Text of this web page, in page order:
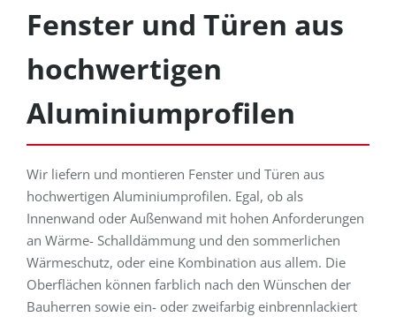
Fenster und Türen aus
hochwertigen
Aluminiumprofilen
Wir liefern und montieren Fenster und Türen aus
hochwertigen Aluminiumprofilen. Egal, ob als
Innenwand oder Außenwand mit hohen Anforderungen
an Wärme- Schalldämmung und den sommerlichen
Wärmeschutz, oder eine Kombination aus allem. Die
Oberflächen können farblich nach den Wünschen der
Bauherren sowie ein- oder zweifarbig einbrennlackiert